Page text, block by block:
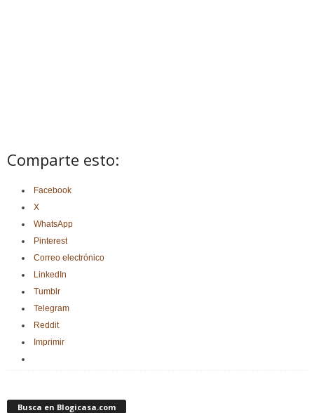
Comparte esto:
Facebook
X
WhatsApp
Pinterest
Correo electrónico
LinkedIn
Tumblr
Telegram
Reddit
Imprimir
Busca en Blogicasa.com